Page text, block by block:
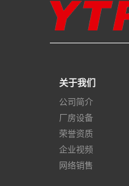
关于我们
公司简介
厂房设备
荣誉资质
企业视频
网络销售